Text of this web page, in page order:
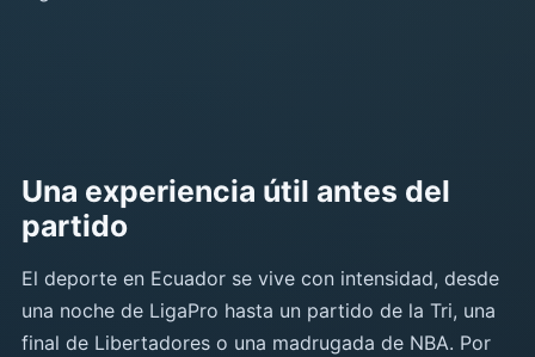
Una experiencia útil antes del
partido
El deporte en Ecuador se vive con intensidad, desde
una noche de LigaPro hasta un partido de la Tri, una
final de Libertadores o una madrugada de NBA. Por